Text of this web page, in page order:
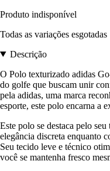
Produto indisponível
Todas as variações esgotadas
Descrição
O Polo texturizado adidas
do golfe que buscam unir
pela adidas, uma marca
esporte, este polo encarna a
Este polo se destaca pelo
elegância discreta enquanto
Seu tecido leve e técnico
você se mantenha fresco